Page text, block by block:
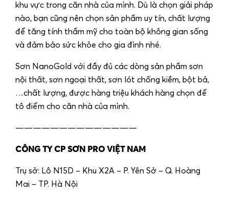
khu vực trong căn nhà của mình. Dù là chọn giải pháp
nào, bạn cũng nên chọn sản phẩm uy tín, chất lượng
để tăng tính thẩm mỹ cho toàn bộ không gian sống
và đảm bảo sức khỏe cho gia đình nhé.
Sơn NanoGold với đầy đủ các dòng sản phẩm sơn
nội thất, sơn ngoại thất, sơn lót chống kiềm, bột bả,
…chất lượng, được hàng triệu khách hàng chọn để
tô điểm cho căn nhà của mình.
——————————————
CÔNG TY CP SƠN PRO VIỆT NAM
Trụ sở: Lô N15D – Khu X2A – P. Yên Sở – Q. Hoàng
Mai – TP. Hà Nội